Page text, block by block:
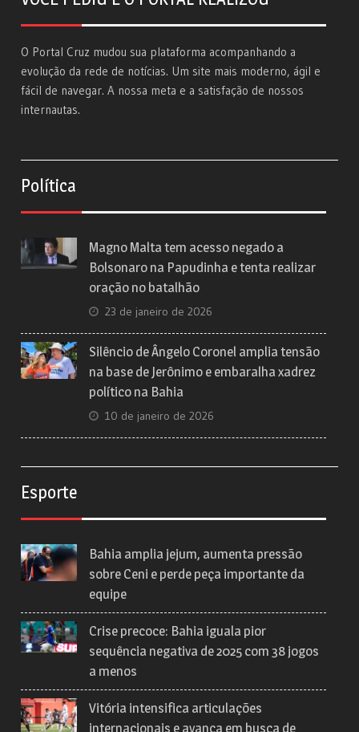
O Portal Cruz mudou sua plataforma acompanhando a
evolução da rede de notícias. Um site mais moderno, ágil e
fácil de navegar. A nossa meta e a satisfação de nossos
internautas.
Política
Magno Malta tem acesso negado a
Bolsonaro na Papudinha e tenta realizar
oração no batalhão
23 de janeiro de 2026
Silêncio de Ângelo Coronel amplia tensão
na base de Jerônimo e embaralha xadrez
político na Bahia
10 de janeiro de 2026
Esporte
Bahia amplia jejum, aumenta pressão
sobre Ceni e perde peça importante da
equipe
Crise precoce: Bahia iguala pior
sequência negativa de 2025 com 38 jogos
a menos
Vitória intensifica articulações
internacionais e avança em busca de